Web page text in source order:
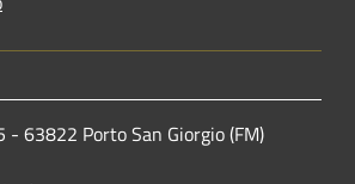
- 63822 Porto San Giorgio (FM)